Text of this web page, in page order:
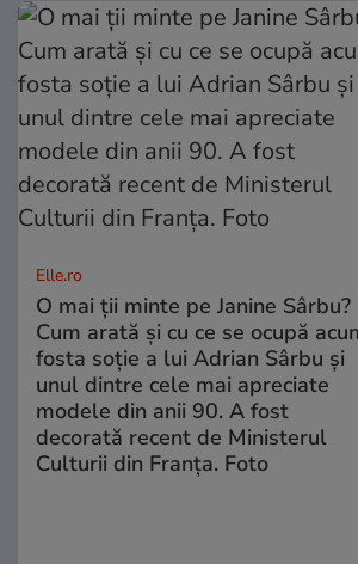
Elle.ro
O mai ții minte pe Janine Sârbu?
Cum arată și cu ce se ocupă
fosta soție a lui Adrian Sârbu și
unul dintre cele mai apreciate
modele din anii 90. A fost
decorată recent de Ministerul
Culturii din Franța. Foto